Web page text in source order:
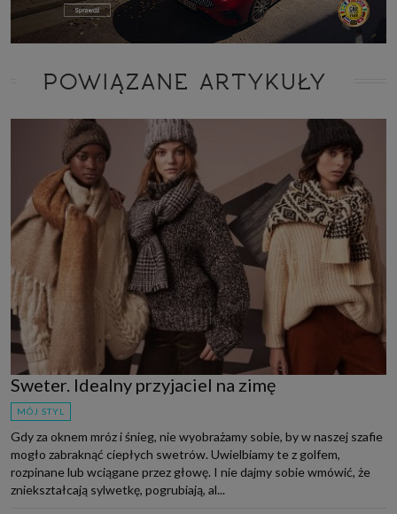
POWIĄZANE ARTYKUŁY
Sweter. Idealny przyjaciel na zimę
MÓJ STYL
Gdy za oknem mróz i śnieg, nie wyobrażamy sobie, by w naszej szafie
mogło zabraknąć ciepłych swetrów. Uwielbiamy te z golfem,
rozpinane lub wciągane przez głowę. I nie dajmy sobie wmówić, że
zniekształcają sylwetkę, pogrubiają, al...